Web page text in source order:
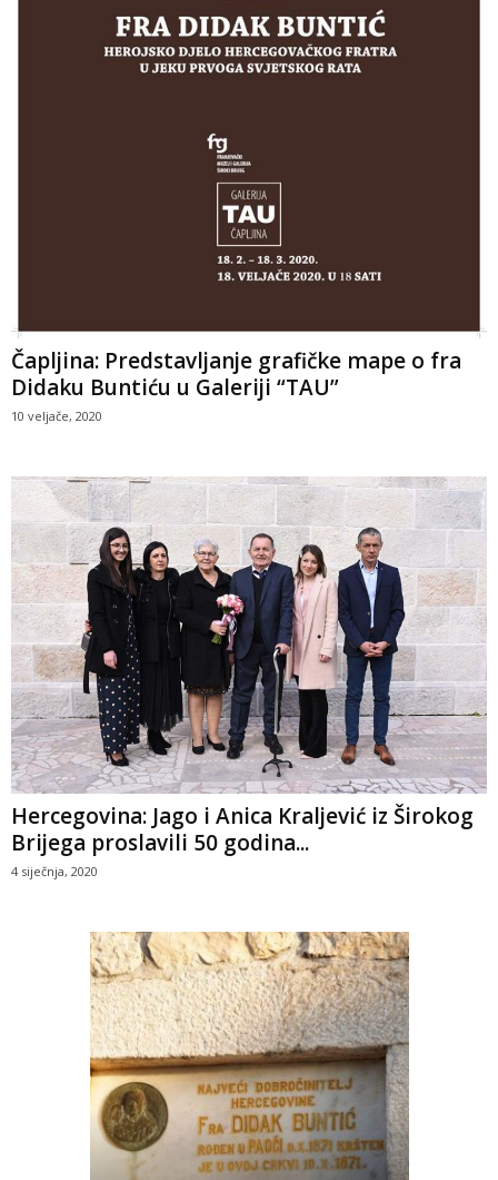
Čapljina: Predstavljanje grafičke mape o fra
Didaku Buntiću u Galeriji “TAU”
10 veljače, 2020
Hercegovina: Jago i Anica Kraljević iz Širokog
Brijega proslavili 50 godina...
4 siječnja, 2020